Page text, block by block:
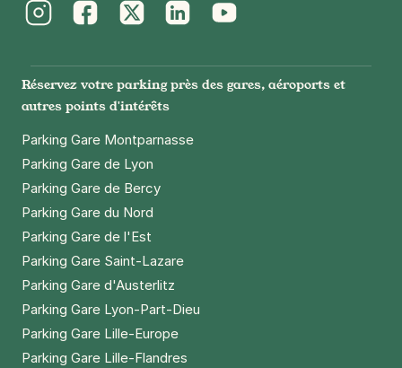
Réservez votre parking près des gares, aéroports et
autres points d'intérêts
Parking Gare Montparnasse
Parking Gare de Lyon
Parking Gare de Bercy
Parking Gare du Nord
Parking Gare de l'Est
Parking Gare Saint-Lazare
Parking Gare d'Austerlitz
Parking Gare Lyon-Part-Dieu
Parking Gare Lille-Europe
Parking Gare Lille-Flandres